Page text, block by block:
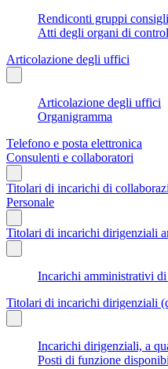
Rendiconti gruppi
Atti degli organi di
Articolazione degli uffici
Articolazione degli uffici
Organigramma
Telefono e posta elettronica
Consulenti e collaboratori
Titolari di incarichi di
Personale
Titolari di incarichi dirigenziali
Incarichi amministrativi
Titolari di incarichi dirigenziali
Incarichi dirigenziali, a
Posti di funzione